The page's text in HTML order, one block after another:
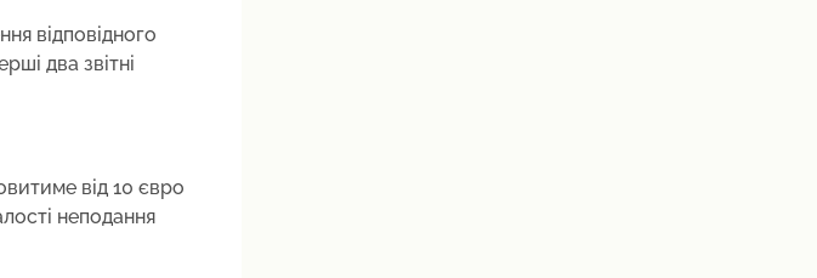
відповідного
два звітні
від 10 євро
неподання